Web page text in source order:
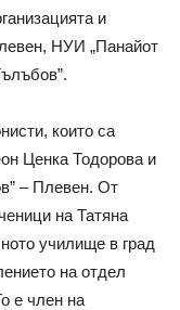
и
НУИ „Панайот
които са
Ценка Тодорова и
– Плевен. От
на Татяна
училище в град
на отдел
е член на